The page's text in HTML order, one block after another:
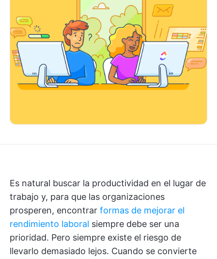
Es natural buscar la productividad en el lugar de
trabajo y, para que las organizaciones
prosperen, encontrar formas de mejorar el
rendimiento laboral siempre debe ser una
prioridad. Pero siempre existe el riesgo de
llevarlo demasiado lejos. Cuando se convierte